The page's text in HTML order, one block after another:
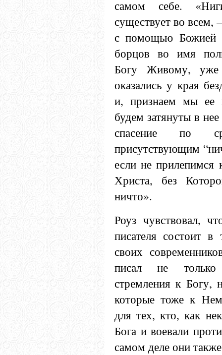
самом себе.
существует во
с помощью Божией
борцов во имя
Богу Живому,
оказались у края
и, признаем мы ее
будем затянуты в
спасение по
присутствующим
если не прилепимся
Христа, без
ничто».
Роуз чувствовал,
писателя состоит
своих
писал не только
стремления к Богу,
которые тоже к
для тех, кто, как
Бога и воевали
самом деле они